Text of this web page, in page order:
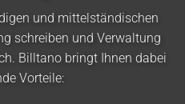
und mittelständischen
schreiben und Verwaltung
Billtano bringt Ihnen dabei
Vorteile: